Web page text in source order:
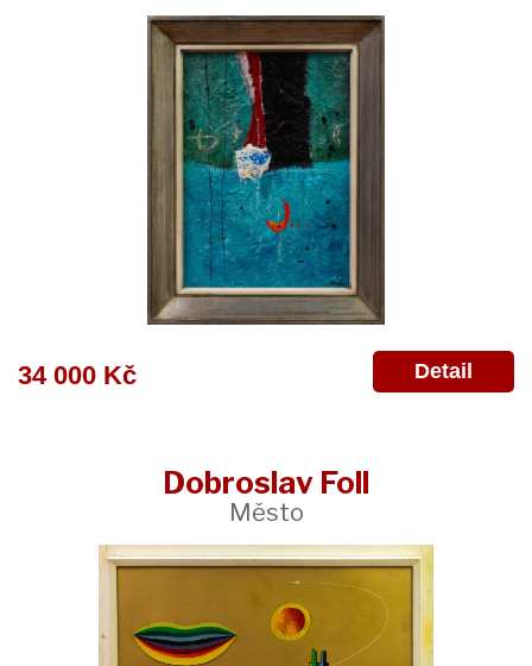
34 000 Kč Detail
Dobroslav Foll
Město